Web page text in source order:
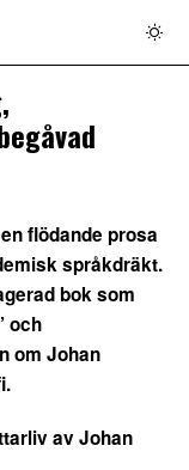
flödande prosa
språkdräkt.
bok som
och
om Johan
av Johan